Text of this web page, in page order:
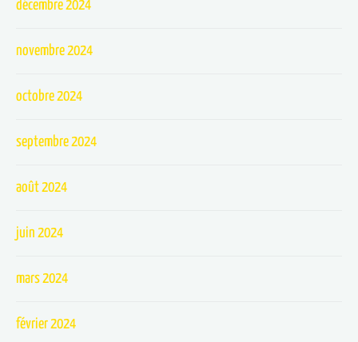
décembre 2024
novembre 2024
octobre 2024
septembre 2024
août 2024
juin 2024
mars 2024
février 2024